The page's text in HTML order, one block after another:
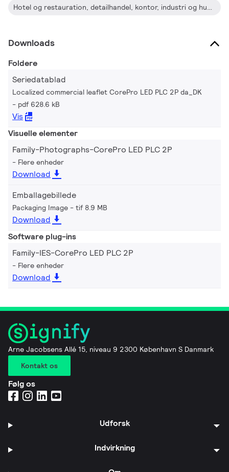
Hotel og restauration, detailhandel, kontor, industri og husholdninger
Downloads
Foldere
Seriedatablad
Localized commercial leaflet CorePro LED PLC 2P da_DK
pdf 628.6 kB
Vis
Visuelle elementer
Family-Photographs-CorePro LED PLC 2P
Flere enheder
Download
Emballagebillede
Packaging Image tif 8.9 MB
Download
Software plug-ins
Family-IES-CorePro LED PLC 2P
Flere enheder
Download
Arne Jacobsens Allé 15, niveau 9 2300 København S Danmark
Kontakt os
Følg os
Udforsk
Indvirkning